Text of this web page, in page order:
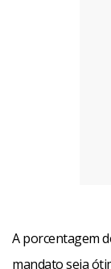
A porcentagem
mandato seja